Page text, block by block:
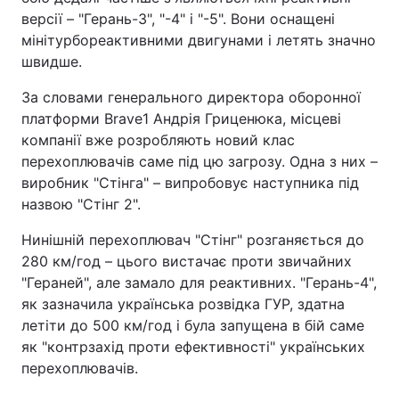
версії – "Герань-3", "-4" і "-5". Вони оснащені
мінітурбореактивними двигунами і летять значно
швидше.
За словами генерального директора оборонної
платформи Brave1 Андрія Гриценюка, місцеві
компанії вже розробляють новий клас
перехоплювачів саме під цю загрозу. Одна з них –
виробник "Стінга" – випробовує наступника під
назвою "Стінг 2".
Нинішній перехоплювач "Стінг" розганяється до
280 км/год – цього вистачає проти звичайних
"Гераней", але замало для реактивних. "Герань-4",
як зазначила українська розвідка ГУР, здатна
летіти до 500 км/год і була запущена в бій саме
як "контрзахід проти ефективності" українських
перехоплювачів.